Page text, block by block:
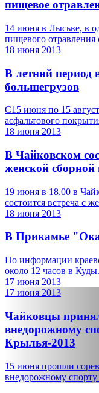
пищевое
14 июня в Лысьве, в
пищевого отравления
18 июня 2013
В летний период
большегрузов
C15 июня по 15
асфальтового
18 июня 2013
В Чайковском
женской сборной
19 июня в 18.00 в
состоится встреча с
18 июня 2013
В Прикамье
По информации
около 12 часов в
17 июня 2013
17 июня 2013
Чайковцы
внедорожному
Крылья-2013
15 июня прошли
внедорожному